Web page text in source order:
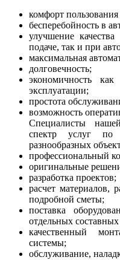
комфорт
бесперебойность в
улучшение
подаче, так и при
максимальная
долговечность;
экономичность
эксплуатации;
простота
возможность
Специалисты
спектр услуг по
разнообразных
профессиональный
оригинальные
разработка проектов;
расчет материалов,
подробной сметы;
поставка
отдельных составных
качественный
системы;
обслуживание,